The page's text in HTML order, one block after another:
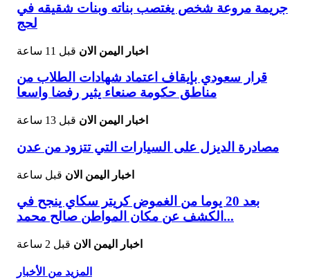
جريمة مروعة شخص يغتصب بناته وبنات شقيقه في
لحج
اخبار اليمن الان قبل 11 ساعة
قرار سعودي بإيقاف اعتماد شهادات الطلاب من
مناطق حكومة صنعاء يثير رفضا واسعا
اخبار اليمن الان قبل 13 ساعة
مصادرة الديزل على السيارات التي تتزود من عدن
اخبار اليمن الان قبل ساعة
بعد 20 يوما من الغموض كريتر سكاي ينجح في
الكشف عن مكان المواطن صالح محمد...
اخبار اليمن الان قبل 2 ساعة
المزيد من الأخبار